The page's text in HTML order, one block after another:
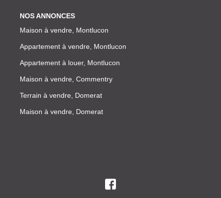
NOS ANNONCES
Maison à vendre, Montlucon
Appartement à vendre, Montlucon
Appartement à louer, Montlucon
Maison à vendre, Commentry
Terrain à vendre, Domerat
Maison à vendre, Domerat